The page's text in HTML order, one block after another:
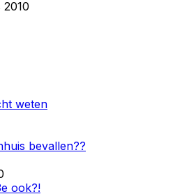
2010
weten
bevallen??
ook?!